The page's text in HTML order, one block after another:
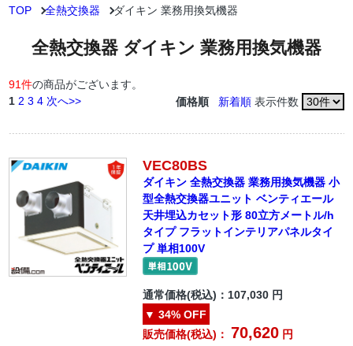
TOP 全熱交換器 ダイキン 業務用換気機器
全熱交換器 ダイキン 業務用換気機器
91件の商品がございます。
価格順
新着順表示件数
1 2 3 4 次へ>>
VEC80BS
ダイキン 全熱交換器 業務用換気機器 小
型全熱交換器ユニット ベンティエール
天井埋込カセット形 80立方メートル/h
タイプ フラットインテリアパネルタイ
プ 単相100V
通常価格(税込)： 107,030 円
▼ 34% OFF
販売価格(税込)： 70,620 円